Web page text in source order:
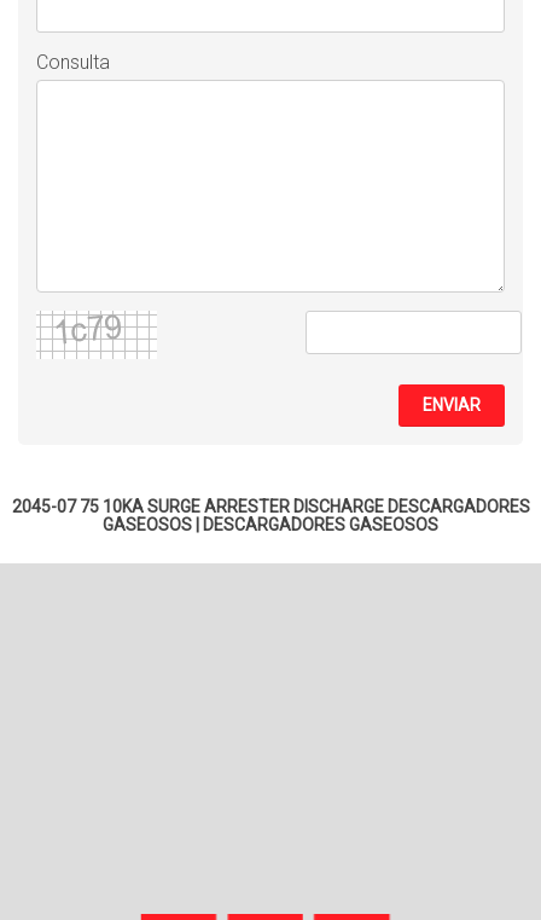
Consulta
ENVIAR
2045-07 75 10KA SURGE ARRESTER DISCHARGE DESCARGADORES
GASEOSOS
DESCARGADORES GASEOSOS